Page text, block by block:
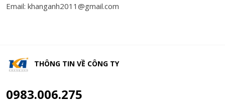
Email: khanganh2011@gmail.com
THÔNG TIN VỀ CÔNG TY
0983.006.275